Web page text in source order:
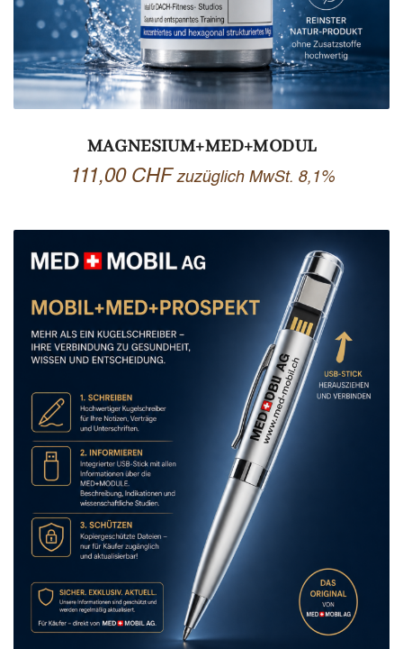
MAGNESIUM+MED+MODUL
111,00 CHF zuzüglich MwSt. 8,1%